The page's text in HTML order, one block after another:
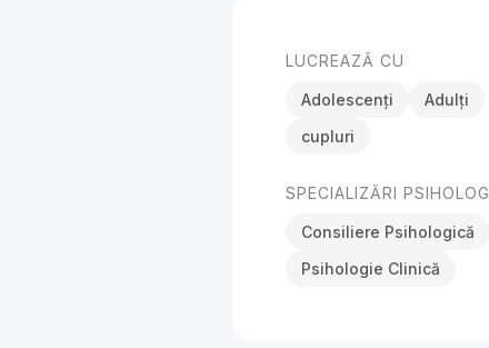
LUCREAZĂ CU
Adolescenți
Adulți
cupluri
SPECIALIZĂRI PSIHOLOG
Consiliere Psihologică
Psihologie Clinică